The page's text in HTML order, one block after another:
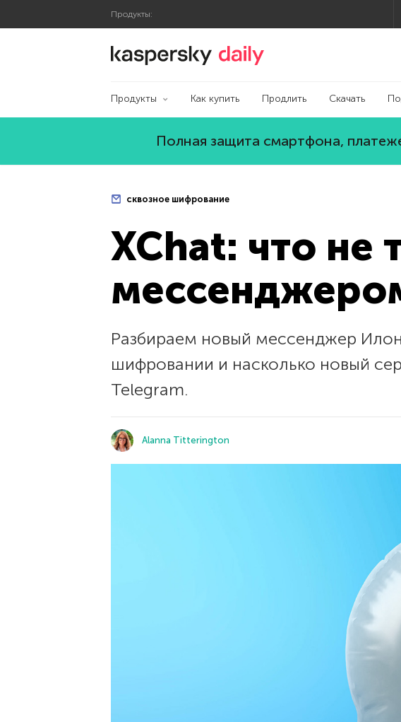
Продукты:
Блог Касперского
Продукты Как купить Продлить Скачать
Полная защита смартфона,
сквозное шифрование
XChat: что не
Разбираем новый мессенджер
шифровании и насколько новый
Telegram.
Alanna Titterington